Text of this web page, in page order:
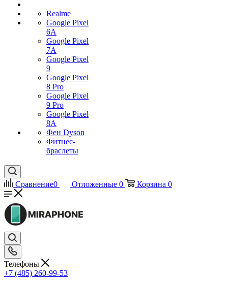
Realme
Google Pixel
6A
Google Pixel
7А
Google Pixel
9
Google Pixel
8 Pro
Google Pixel
9 Pro
Google Pixel
8A
Фен Dyson
Фитнес-
браслеты
Сравнение0 Отложенные 0 Корзина 0
Телефоны
+7 (485) 260-99-53